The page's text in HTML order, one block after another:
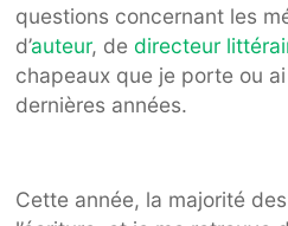
questions concernant les
d’auteur, de directeur
chapeaux que je porte ou
dernières années.
Cette année, la majorité